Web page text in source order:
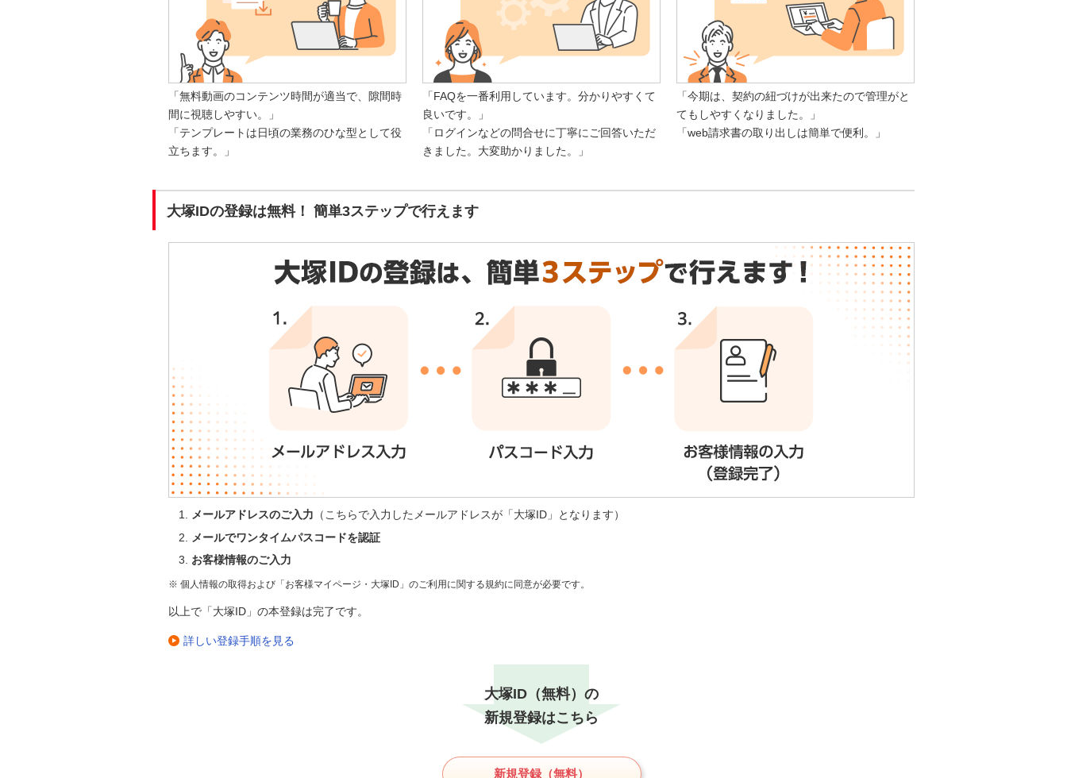
「無料動画のコンテンツ時間が適当で、隙間時
間に視聴しやすい。」
「テンプレートは日頃の業務のひな型として役
立ちます。」
「FAQを一番利用しています。分かりやすくて
良いです。」
「ログインなどの問合せに丁寧にご回答いただ
きました。大変助かりました。」
「今期は、契約の紐づけが出来たので管理がと
てもしやすくなりました。」
「web請求書の取り出しは簡単で便利。」
大塚IDの登録は無料！ 簡単3ステップで行えます
メールアドレスのご入力 （こちらで入力したメールアドレスが「大塚ID」となります）
メールでワンタイムパスコードを認証
お客様情報のご入力
※ 個人情報の取得および「お客様マイページ・大塚ID」のご利用に関する規約に同意が必要です。
以上で「大塚ID」の本登録は完了です。
詳しい登録手順を見る
大塚ID（無料）の
新規登録はこちら
新規登録（無料）